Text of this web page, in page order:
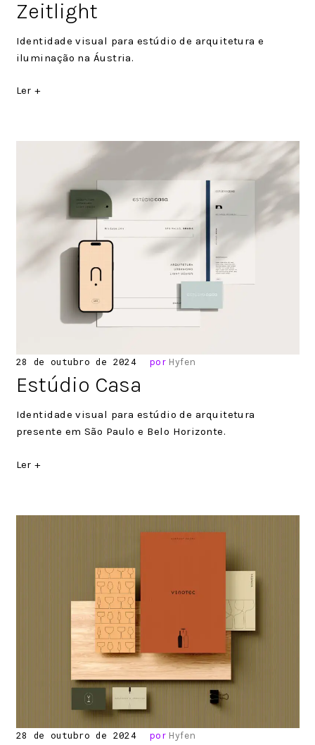
Zeitlight
Identidade visual para estúdio de arquitetura e
iluminação na Áustria.
Ler +
Posted
28 de outubro de 2024 por Hyfen
Estúdio Casa
Identidade visual para estúdio de arquitetura
presente em São Paulo e Belo Horizonte.
Ler +
Posted
28 de outubro de 2024 por Hyfen